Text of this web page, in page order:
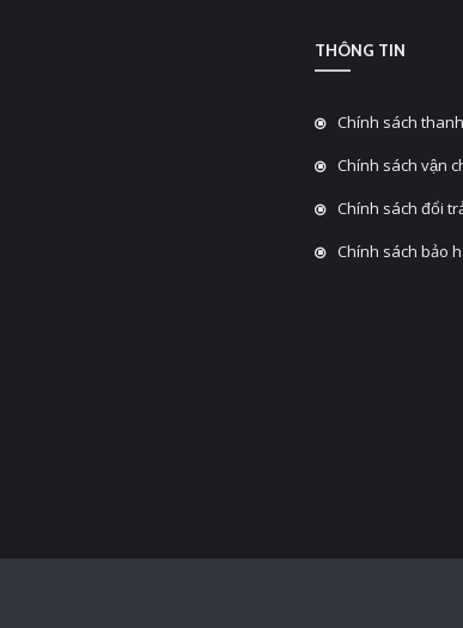
THÔNG TIN
Chính sách
Chính sách vận
Chính sách đổi
Chính sách bảo